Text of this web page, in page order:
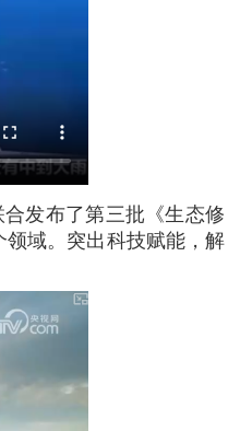
发布了第三批《生态修
领域。突出科技赋能，解